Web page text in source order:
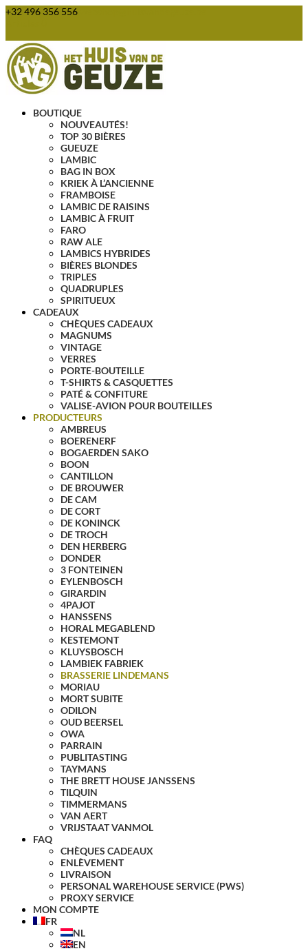
+32 496 356 556
BOUTIQUE
NOUVEAUTÉS!
TOP 30 BIÈRES
GUEUZE
LAMBIC
BAG IN BOX
KRIEK À L’ANCIENNE
FRAMBOISE
LAMBIC DE RAISINS
LAMBIC À FRUIT
FARO
RAW ALE
LAMBICS HYBRIDES
BIÈRES BLONDES
TRIPLES
QUADRUPLES
SPIRITUEUX
CADEAUX
CHÈQUES CADEAUX
MAGNUMS
VINTAGE
VERRES
PORTE-BOUTEILLE
T-SHIRTS & CASQUETTES
PATÉ & CONFITURE
VALISE-AVION POUR BOUTEILLES
PRODUCTEURS
AMBREUS
BOERENERF
BOGAERDEN SAKO
BOON
CANTILLON
DE BROUWER
DE CAM
DE CORT
DE KONINCK
DE TROCH
DEN HERBERG
DONDER
3 FONTEINEN
EYLENBOSCH
GIRARDIN
4PAJOT
HANSSENS
HORAL MEGABLEND
KESTEMONT
KLUYSBOSCH
LAMBIEK FABRIEK
BRASSERIE LINDEMANS
MORIAU
MORT SUBITE
ODILON
OUD BEERSEL
OWA
PARRAIN
PUBLITASTING
TAYMANS
THE BRETT HOUSE JANSSENS
TILQUIN
TIMMERMANS
VAN AERT
VRIJSTAAT VANMOL
FAQ
CHÈQUES CADEAUX
ENLÈVEMENT
LIVRAISON
PERSONAL WAREHOUSE SERVICE (PWS)
PROXY SERVICE
MON COMPTE
FR
NL
EN